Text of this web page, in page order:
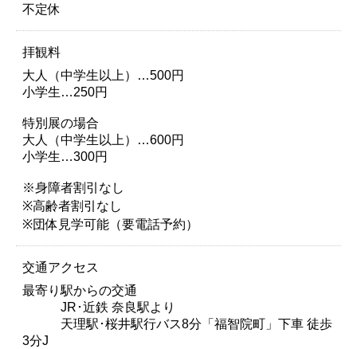
不定休
拝観料
大人（中学生以上）…500円
小学生…250円
特別展の場合
大人（中学生以上）…600円
小学生…300円
※身障者割引なし
※高齢者割引なし
※団体見学可能（要電話予約）
交通アクセス
最寄り駅からの交通
JR･近鉄 奈良駅より
天理駅･桜井駅行バス8分「福智院町」下車 徒歩
3分J